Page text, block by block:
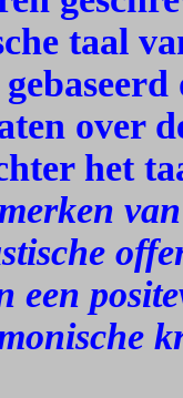
taal
over
het
een